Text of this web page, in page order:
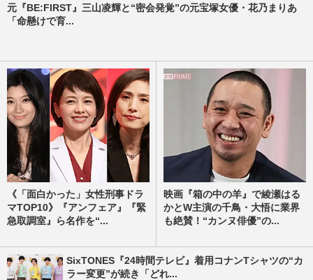
元『BE:FIRST』三山凌輝と“密会発覚”の元宝塚女優・花乃まりあ
「命懸けで育...
《「面白かった」女性刑事ドラ
マTOP10》『アンフェア』『緊
急取調室』ら名作を“...
映画『箱の中の羊』で綾瀬はる
かとW主演の千鳥・大悟に業界
も絶賛！“カンヌ俳優”の...
SixTONES『24時間テレビ』着用コナンTシャツの“カ
ラー変更”が続き「どれ...